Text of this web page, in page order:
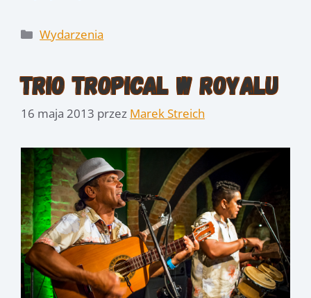
Kategorie
Wydarzenia
Trio Tropical w Royalu
16 maja 2013 przez Marek Streich